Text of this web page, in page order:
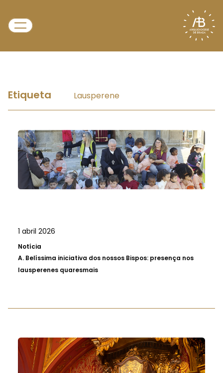
Etiqueta Lausperene
1 abril 2026
Notícia
A. Belíssima iniciativa dos nossos Bispos: presença nos
lausperenes quaresmais